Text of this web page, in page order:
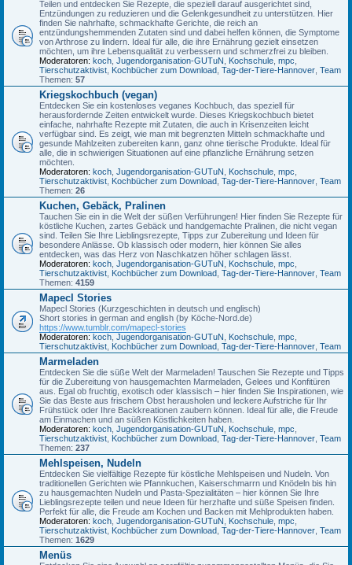
Teilen und entdecken Sie Rezepte, die speziell darauf ausgerichtet sind,
Entzündungen zu reduzieren und die Gelenkgesundheit zu unterstützen. Hier
finden Sie nahrhafte, schmackhafte Gerichte, die reich an
entzündungshemmenden Zutaten sind und dabei helfen können, die Symptome
von Arthrose zu lindern. Ideal für alle, die ihre Ernährung gezielt einsetzen
möchten, um ihre Lebensqualität zu verbessern und schmerzfrei zu bleiben.
Moderatoren: koch Jugendorganisation-GUTuN Kochschule mpc
Tierschutzaktivist Kochbücher zum Download Tag-der-Tiere-Hannover Team
Themen: 57
Kriegskochbuch (vegan)
Entdecken Sie ein kostenloses veganes Kochbuch, das speziell für
herausfordernde Zeiten entwickelt wurde. Dieses Kriegskochbuch bietet
einfache, nahrhafte Rezepte mit Zutaten, die auch in Krisenzeiten leicht
verfügbar sind. Es zeigt, wie man mit begrenzten Mitteln schmackhafte und
gesunde Mahlzeiten zubereiten kann, ganz ohne tierische Produkte. Ideal für
alle, die in schwierigen Situationen auf eine pflanzliche Ernährung setzen
möchten.
Moderatoren: koch Jugendorganisation-GUTuN Kochschule mpc
Tierschutzaktivist Kochbücher zum Download Tag-der-Tiere-Hannover Team
Themen: 26
Kuchen, Gebäck, Pralinen
Tauchen Sie ein in die Welt der süßen Verführungen! Hier finden Sie Rezepte für
köstliche Kuchen, zartes Gebäck und handgemachte Pralinen, die nicht vegan
sind. Teilen Sie Ihre Lieblingsrezepte, Tipps zur Zubereitung und Ideen für
besondere Anlässe. Ob klassisch oder modern, hier können Sie alles
entdecken, was das Herz von Naschkatzen höher schlagen lässt.
Moderatoren: koch Jugendorganisation-GUTuN Kochschule mpc
Tierschutzaktivist Kochbücher zum Download Tag-der-Tiere-Hannover Team
Themen: 4159
Mapecl Stories
Mapecl Stories (Kurzgeschichten in deutsch und englisch)
Short stories in german and english (by Köche-Nord.de)
https://www.tumblr.com/mapecl-stories
Moderatoren: koch Jugendorganisation-GUTuN Kochschule mpc
Tierschutzaktivist Kochbücher zum Download Tag-der-Tiere-Hannover Team
Marmeladen
Entdecken Sie die süße Welt der Marmeladen! Tauschen Sie Rezepte und Tipps
für die Zubereitung von hausgemachten Marmeladen, Gelees und Konfitüren
aus. Egal ob fruchtig, exotisch oder klassisch – hier finden Sie Inspirationen, wie
Sie das Beste aus frischem Obst herausholen und leckere Aufstriche für Ihr
Frühstück oder Ihre Backkreationen zaubern können. Ideal für alle, die Freude
am Einmachen und an süßen Köstlichkeiten haben.
Moderatoren: koch Jugendorganisation-GUTuN Kochschule mpc
Tierschutzaktivist Kochbücher zum Download Tag-der-Tiere-Hannover Team
Themen: 237
Mehlspeisen, Nudeln
Entdecken Sie vielfältige Rezepte für köstliche Mehlspeisen und Nudeln. Von
traditionellen Gerichten wie Pfannkuchen, Kaiserschmarrn und Knödeln bis hin
zu hausgemachten Nudeln und Pasta-Spezialitäten – hier können Sie Ihre
Lieblingsrezepte teilen und neue Ideen für herzhafte und süße Speisen finden.
Perfekt für alle, die Freude am Kochen und Backen mit Mehlprodukten haben.
Moderatoren: koch Jugendorganisation-GUTuN Kochschule mpc
Tierschutzaktivist Kochbücher zum Download Tag-der-Tiere-Hannover Team
Themen: 1629
Menüs